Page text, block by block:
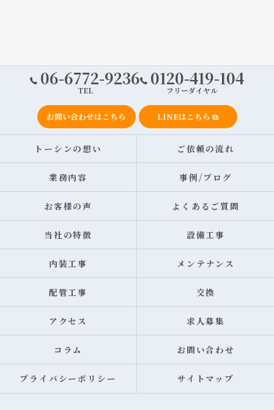
06-6772-9236
TEL
0120-419-104
フリーダイヤル
お問い合わせはこちら LINEはこちら
トーシンの想い ご依頼の流れ
業務内容 事例/ブログ
お客様の声 よくあるご質問
当社の特徴 設備工事
内装工事 メンテナンス
配管工事 交換
アクセス 求人募集
コラム お問い合わせ
プライバシーポリシー サイトマップ